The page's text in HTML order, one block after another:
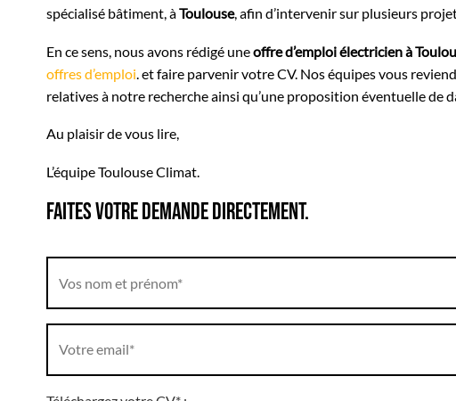
spécialisé bâtiment, àToulouse, afin d’intervenir sur plusieurs
En ce sens, nous avons rédigé uneoffre d’emploi électricien à
offres d’emploi . et faire parvenir votre CV. Nos équipes vous
relatives à notre recherche ainsi qu’une proposition éventuelle de
Au plaisir de vous lire,
L’équipe Toulouse Climat.
Faites votre demande directement.